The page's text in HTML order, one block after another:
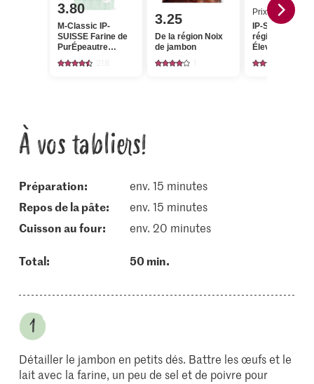
3.80
M-Classic IP-
SUISSE Farine de
PurÉpeautre
Classic
3.25
De la région Noix
de jambon
Prix du jour
IP-SUISSE De
région Œufs
Élevage en
air
À vos tabliers!
Préparation:
env. 15 minutes
repos de la pâte:
env. 15 minutes
cuisson au four:
env. 20 minutes
Total: 50 min.
Détailler le jambon en petits dés. Battre les œufs et le
lait avec la farine, un peu de sel et de poivre pour